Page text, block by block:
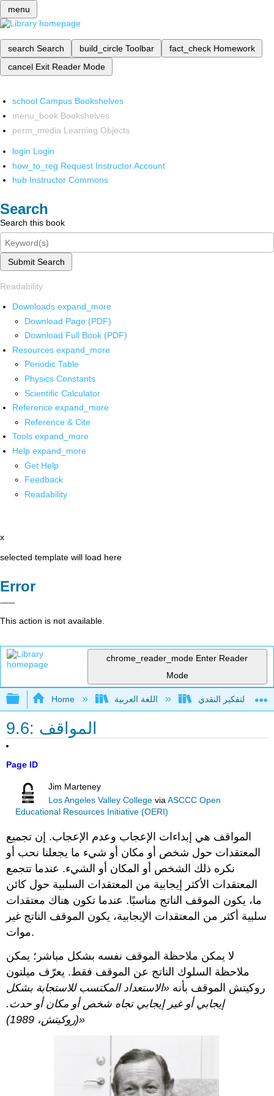
menu
search Search build_circle Toolbar fact_check Homework
cancel Exit Reader Mode
school Campus Bookshelves
menu_book Bookshelves
perm_media Learning Objects
login Login
how_to_reg Request Instructor Account
hub Instructor Commons
Search
Search this book
Submit Search
Readability
Downloads expand_more
Download Page (PDF)
Download Full Book (PDF)
Resources expand_more
Periodic Table
Physics Constants
Scientific Calculator
Reference expand_more
Reference & Cite
Tools expand_more
Help expand_more
Get Help
Feedback
Readability
x
selected template will load here
Error
This action is not available.
chrome_reader_mode Enter Reader
Mode
Expand/collapse global hierarchy
Home
9.6: المواقف
Page ID
Jim Marteney
Los Angeles Valley College viaASCCC Open
Educational Resources Initiative (OERI)
المواقف هي إبداءات الإعجاب وعدم الإعجاب. إن تجميع
المعتقدات حول شخص أو مكان أو شيء ما يجعلنا نحب أو
نكره ذلك الشخص أو المكان أو الشيء. عندما تتجمع
المعتقدات الأكثر إيجابية من المعتقدات السلبية حول كائن
ما، يكون الموقف الناتج مناسبًا. عندما تكون هناك معتقدات
سلبية أكثر من المعتقدات الإيجابية، يكون الموقف الناتج غير
موات.
لا يمكن ملاحظة الموقف نفسه بشكل مباشر؛ يمكن
ملاحظة السلوك الناتج عن الموقف فقط. يعرّف ميلتون
روكيتش الموقف بأنه «الاستعداد المكتسب للاستجابة بشكل
إيجابي أو غير إيجابي تجاه شخص أو مكان أو حدث.
«(روكيتش، 1989)